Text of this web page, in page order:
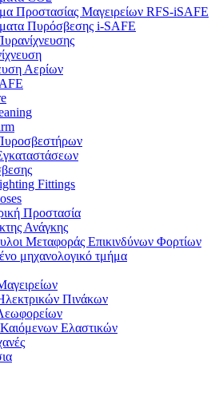
Προστασίας Μαγειρείων RFS-iSAFE
Πυρόσβεσης i-SAFE
Αερίων
Fittings
Προστασία
Ανάγκης
Μεταφοράς Επικινδύνων Φορτίων
μηχανολογικό τμήμα
Πινάκων
Ελαστικών